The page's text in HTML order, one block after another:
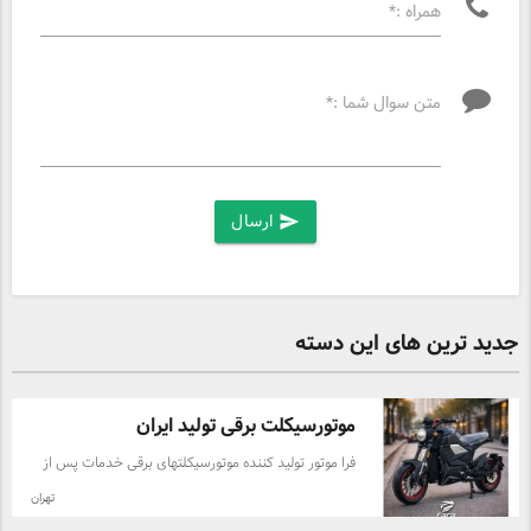
همراه :*
متن سوال شما :*
send
جدید ترین های این دسته
موتورسیکلت برقی تولید ایران
فرا موتور تولید کننده موتورسیکلتهای برقی خدمات پس از
تهران